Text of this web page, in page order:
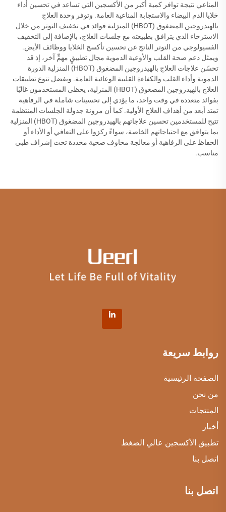
المناعي نتيجة توافر كمية أكبر من الأكسجين التي تساعد في تحسين أداء
خلايا الدم البيضاء والاستجابة المناعية العامة. وتوفر وحدة العلاج
بالهيدروجين المضغوق (HBOT) المنزلية فوائد في تخفيف التوتر من خلال
الاسترخاء الذي يترافق بطبيعته مع جلسات العلاج، بالإضافة إلى التخفيف
الفسيولوجي من التوتر الناتج عن تحسين تأكسج الخلايا ووظائف الأيض.
ويمثل دعم صحة القلب والأوعية الدموية مجال تطبيقٍ مهمٍّ آخر، إذ قد
تحسّن علاجات العلاج بالهيدروجين المضغوق (HBOT) المنزلية الدورة
الدموية وأداء القلب والكفاءة القلبية الوعائية العامة. وبفضل تنوع تطبيقات
العلاج بالهيدروجين المضغوق (HBOT) المنزلية، يحظى المستخدمون غالبًا
بفوائد متعددة في وقت واحد، ما يؤدي إلى تحسينات شاملة في الرفاهية
تمتد أبعد من أهداف العلاج الأولية. كما أن مرونة جدولة الجلسات المنتظمة
تتيح للمستخدمين تحسين علاجاتهم بالهيدروجين المضغوق (HBOT) المنزلية
بما يتوافق مع احتياجاتهم الخاصة، سواءً ركزوا على التعافي أو الأداء أو
الحفاظ على الرفاهية أو معالجة مخاوف صحية محددة تحت إشراف طبي
مناسب.
روابط سريعة
الصفحة الرئيسية
من نحن
المنتجات
أخبار
تطبيق الأكسجين عالي الضغط
اتصل بنا
اتصل بنا